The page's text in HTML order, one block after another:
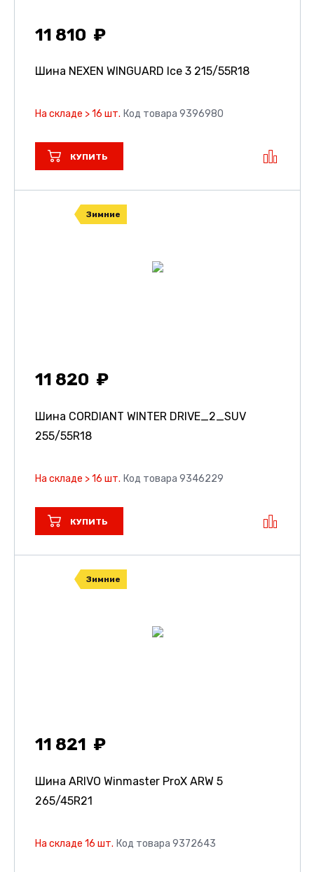
11 810
Шина NEXEN WINGUARD Ice 3 215/55R18
На складе > 16 шт. Код товара 9396980
КУПИТЬ
Зимние
11 820
Шина CORDIANT WINTER DRIVE_2_SUV
255/55R18
На складе > 16 шт. Код товара 9346229
КУПИТЬ
Зимние
11 821
Шина ARIVO Winmaster ProX ARW 5
265/45R21
На складе 16 шт. Код товара 9372643